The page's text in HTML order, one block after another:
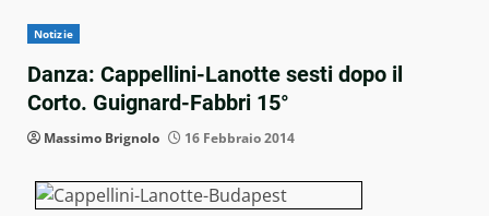
Notizie
Danza: Cappellini-Lanotte sesti dopo il
Corto. Guignard-Fabbri 15°
Massimo Brignolo 16 Febbraio 2014